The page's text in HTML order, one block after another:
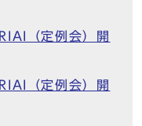
（定例会）開
（定例会）開